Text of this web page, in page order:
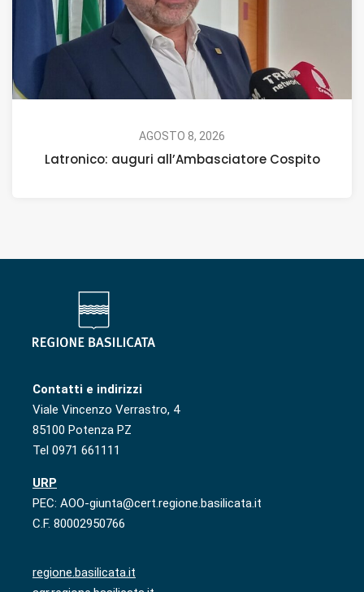
AGOSTO 8, 2026
Latronico: auguri all’Ambasciatore Cospito
Contatti e indirizzi
Viale Vincenzo Verrastro, 4
85100 Potenza PZ
Tel 0971 661111
URP
PEC: AOO-giunta@cert.regione.basilicata.it
C.F. 80002950766
regione.basilicata.it